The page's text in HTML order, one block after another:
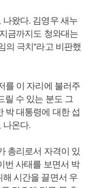
왔다. 김영우 새누
금까지도 청와대는
의 극치”라고 비판했
를 이 자리에 불러주
릴 수 있는 분도 그
박 대통령에 대한 섭
나온다.
총리로서 자격이 있
번 사태를 보면서 박
시간을 끌면서 우